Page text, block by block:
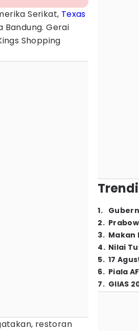
Serikat, Texas
Bandung. Gerai
Shopping
restoran
1.
2.
3. Makan
4. Nilai
5. 17
6. Piala
7. GIIAS